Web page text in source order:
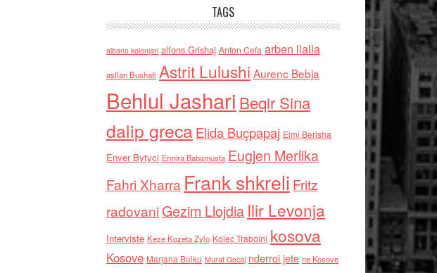
TAGS
albano kolonjari alfons Grishaj Anton Cefa arben llalla
asllan Bushati Astrit Lulushi Aurenc Bebja
Behlul Jashari Beqir Sina
dalip grecaElida Buçpapaj Elmi Berisha
Enver Bytyci Ermira Babamusta Eugjen Merlika
Fahri Xharra Frank shkreli Fritz
radovaniGezim Llojdia Ilir Levonja
Interviste Keze Kozeta Zylo Kolec Traboini kosova
Kosove Marjana Bulku Murat Gecaj nderroi jete ne Kosove